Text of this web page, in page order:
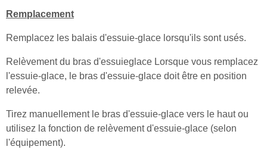
Remplacement
Remplacez les balais d'essuie-glace lorsqu'ils sont usés.
Relèvement du bras d'essuieglace Lorsque vous remplacez
l'essuie-glace, le bras d'essuie-glace doit être en position
relevée.
Tirez manuellement le bras d'essuie-glace vers le haut ou
utilisez la fonction de relèvement d'essuie-glace (selon
l'équipement).